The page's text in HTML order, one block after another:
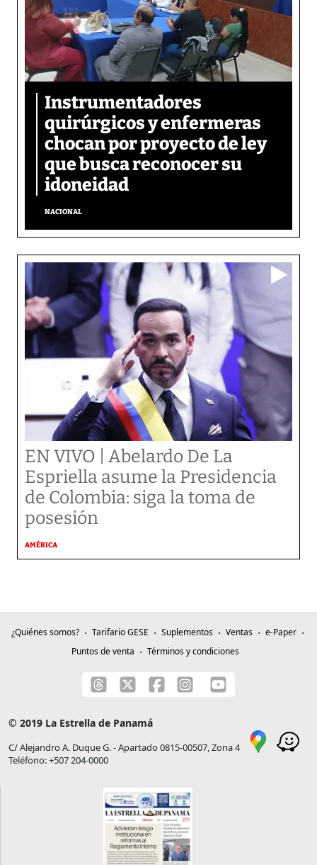
Instrumentadores
quirúrgicos y enfermeras
chocan por proyecto de ley
que busca reconocer su
idoneidad
NACIONAL
EN VIVO | Abelardo De La
Espriella asume la Presidencia
de Colombia: siga la toma de
posesión
AMÉRICA
¿Quiénes somos? Tarifario GESE Suplementos Ventas
e-Paper
Puntos de venta
Términos y condiciones
© 2019 La Estrella de Panamá
C/ Alejandro A. Duque G. - Apartado 0815-00507, Zona 4
Teléfono: +507 204-0000